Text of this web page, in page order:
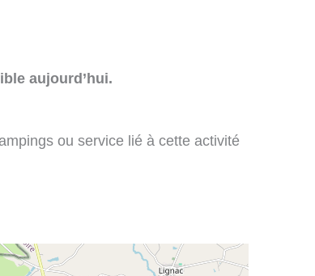
aujourd’hui.
ou service lié à cette activité